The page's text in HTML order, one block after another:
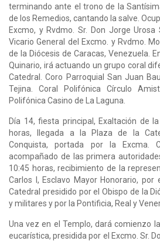
terminando ante el trono de la
de los Remedios, cantando la salve.
Excmo, y Rvdmo. Sr. Don Jorge
Vicario General del Excmo. y Rvdmo.
de la Diócesis de Caracas, Venezuela.
Quinario, irá actuando un grupo coral
Catedral. Coro Parroquial San Juan
Tejina. Coral Polifónica Círculo
Polifónica Casino de La Laguna.
Día 14, fiesta principal, Exaltación de
horas, llegada a la Plaza de la
Conquista, portada por la Excma.
acompañado de las primera
10:45 horas, recibimiento de la
Carlos I, Esclavo Mayor Honorario, por
Catedral presidido por el Obispo de la
y militares y por la Pontificia, Real y
Una vez en el Templo, dará comienzo
eucarística, presidida por el Excmo. Sr.